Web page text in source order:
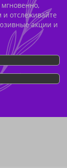
и отслеживайте
акции и